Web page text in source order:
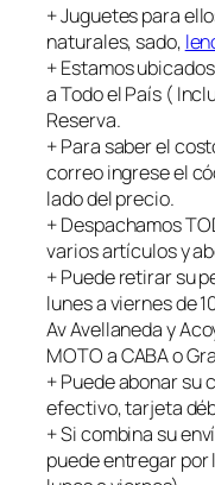
+ Juguetes para
naturales, sado,
+ Estamos
a Todo el País (
Reserva.
+ Para saber el
correo ingrese el
lado del precio.
+ Despachamos
varios artículos y
+ Puede retirar su
lunes a viernes de
Av Avellaneda y
MOTO a CABA o
+ Puede abonar su
efectivo, tarjeta
+ Si combina su
puede entregar por